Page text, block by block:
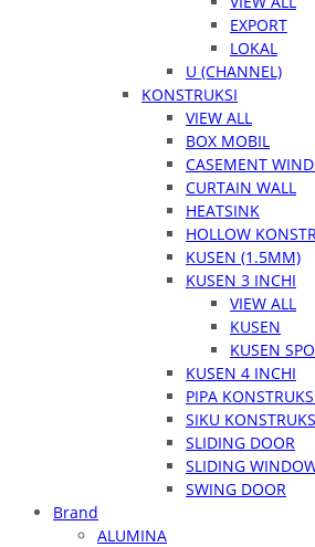
EXPORT
LOKAL
U (CHANNEL)
KONSTRUKSI
VIEW ALL
BOX MOBIL
CASEMENT
CURTAIN WALL
HEATSINK
HOLLOW
KUSEN (1.5MM)
KUSEN 3 INCHI
VIEW ALL
KUSEN
KUSEN
KUSEN 4 INCHI
PIPA
SIKU
SLIDING DOOR
SLIDING
SWING DOOR
Brand
ALUMINA